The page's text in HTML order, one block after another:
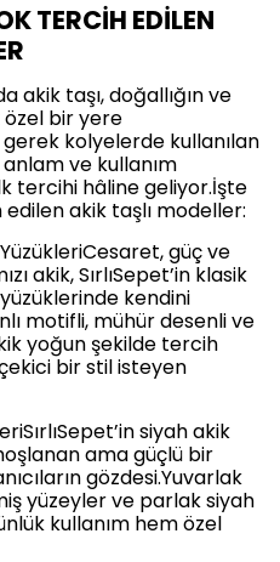
TERCİH EDİLEN
akik taşı, doğallığın ve
bir yere
kolyelerde kullanılan
ve kullanım
tercihi hâline geliyor.İşte
edilen akik taşlı modeller:
YüzükleriCesaret, güç ve
akik, SırlıSepet’in klasik
kendini
motifli, mühür desenli ve
yoğun şekilde tercih
bir stil isteyen
siyah akik
ama güçlü bir
gözdesi.Yuvarlak
yüzeyler ve parlak siyah
kullanım hem özel